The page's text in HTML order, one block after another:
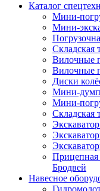
Каталог
Мини-
Мини-
Складская
Вилочные
Вилочные
Диски
Мини-
Мини-
Складская
Прицепная
Бродвей
Навесное